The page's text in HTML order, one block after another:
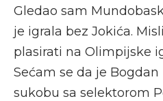
Gledao sam
je igrala bez Jokića.
plasirati na Olimpijske
Sećam se da je
sukobu sa selektorom